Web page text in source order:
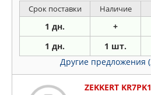
Срок поставки Наличие
1 дн. +
1 дн. 1 шт.
Другие предложения
ZEKKERT